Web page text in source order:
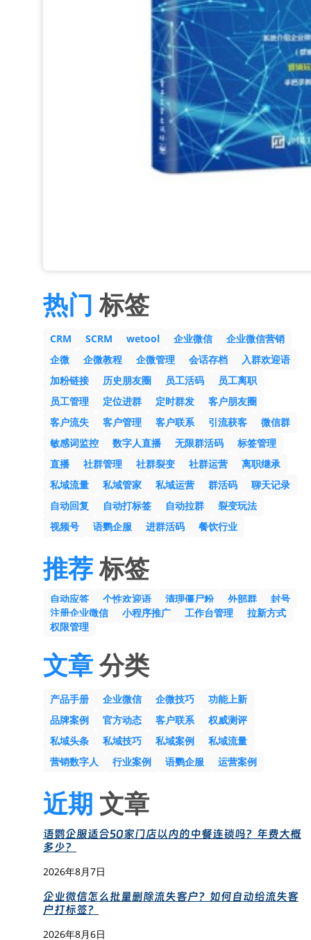
热门 标签
CRM SCRM wetool 企业微信
企业微信营销
企微
企微教程 企微管理 会话存档
入群欢迎语
加粉链接
历史朋友圈 员工活码
员工离职
员工管理
定位进群 定时群发
客户朋友圈
客户流失
客户管理 客户联系 引流获客
微信群
敏感词监控
数字人直播 无限群活码
标签管理
直播
社群管理 社群裂变 社群运营
离职继承
私域流量
私域管家 私域运营 群活码
聊天记录
自动回复
自动打标签 自动拉群
裂变玩法
视频号
语鹦企服 进群活码 餐饮行业
推荐标签
自动应答 个性欢迎语 清理僵尸粉 外部群
封号
注册企业微信
小程序推广 工作台管理
拉新方式
权限管理
文章分类
产品手册 企业微信 企微技巧
功能上新
品牌案例
官方动态 客户联系
权威测评
私域头条
私域技巧 私域案例
私域流量
营销数字人
行业案例 语鹦企服 运营案例
近期 文章
语鹦企服适合50家门店以内的中餐连锁吗？年费大概
多少？
2026年8月7日
企业微信怎么批量删除流失客户？如何自动给流失客
户打标签？
2026年8月6日